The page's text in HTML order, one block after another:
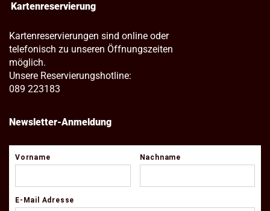
Kartenreservierung
Kartenreservierungen sind online oder
telefonisch zu unseren Öffnungszeiten
möglich.
Unsere Reservierungshotline:
089 223183
Newsletter-Anmeldung